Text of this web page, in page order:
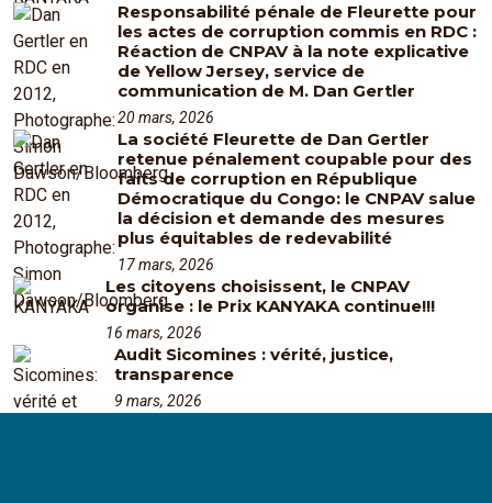
Responsabilité pénale de Fleurette pour
les actes de corruption commis en RDC :
Réaction de CNPAV à la note explicative
de Yellow Jersey, service de
communication de M. Dan Gertler
20 mars, 2026
La société Fleurette de Dan Gertler
retenue pénalement coupable pour des
faits de corruption en République
Démocratique du Congo: le CNPAV salue
la décision et demande des mesures
plus équitables de redevabilité
17 mars, 2026
Les citoyens choisissent, le CNPAV
organise : le Prix KANYAKA continue!!!
16 mars, 2026
Audit Sicomines : vérité, justice,
transparence
9 mars, 2026